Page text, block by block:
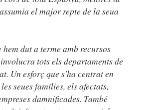
el major repte de la seua
hem dut a terme amb recursos
tots els departaments de
Un esforç que s'ha centrat en
seues famílies, els afectats,
damnificades. També